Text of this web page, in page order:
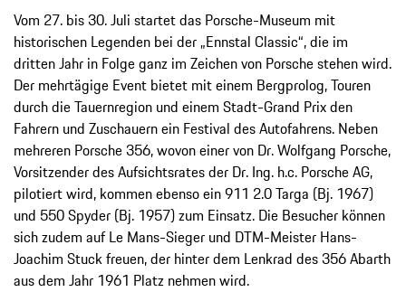
Vom 27. bis 30. Juli startet das Porsche-Museum mit
historischen Legenden bei der „Ennstal Classic“, die im
dritten Jahr in Folge ganz im Zeichen von Porsche stehen wird.
Der mehrtägige Event bietet mit einem Bergprolog, Touren
durch die Tauernregion und einem Stadt-Grand Prix den
Fahrern und Zuschauern ein Festival des Autofahrens. Neben
mehreren Porsche 356, wovon einer von Dr. Wolfgang Porsche,
Vorsitzender des Aufsichtsrates der Dr. Ing. h.c. Porsche AG,
pilotiert wird, kommen ebenso ein 911 2.0 Targa (Bj. 1967)
und 550 Spyder (Bj. 1957) zum Einsatz. Die Besucher können
sich zudem auf Le Mans-Sieger und DTM-Meister Hans-
Joachim Stuck freuen, der hinter dem Lenkrad des 356 Abarth
aus dem Jahr 1961 Platz nehmen wird.